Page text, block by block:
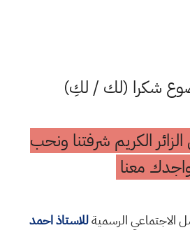
شكرا (لك / لكِ)
الكريم شرفتنا ونحب
معنا
الاجتماعي الرسميةللاستاذ احمد